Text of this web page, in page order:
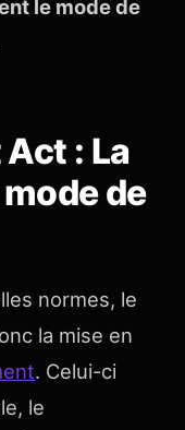
le mode de
: La
de
normes, le
la mise en
. Celui-ci
le